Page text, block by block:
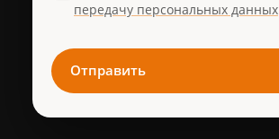
передачу персональных данных
Отправить